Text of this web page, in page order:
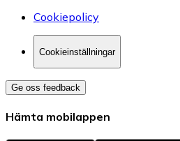
Cookiepolicy
Cookieinställningar
Ge oss feedback
Hämta mobilappen